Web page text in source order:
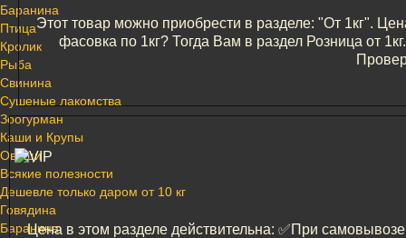
Баранина
Птица
Кролик
Рыба
Свинина
Сушеные лакомства
Зоогурман
Каши и Крупы
Овощи
Всякие полезности
Дешевле только даром от 10 кг
Говядина
Баранина
Этот товар можно приобрести в разделе: "От 1кг".
фасовка по 1кг? Тогда Вам в раздел Розница от
Цена в этом разделе действительна: ✅️При